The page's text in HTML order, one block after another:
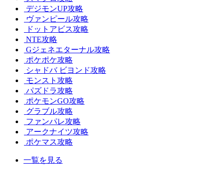
デジモンUP攻略
ヴァンピール攻略
ドットアビス攻略
NTE攻略
Gジェネエターナル攻略
ポケポケ攻略
シャドバ ビヨンド攻略
モンスト攻略
パズドラ攻略
ポケモンGO攻略
グラブル攻略
ファンパレ攻略
アークナイツ攻略
ポケマス攻略
一覧を見る